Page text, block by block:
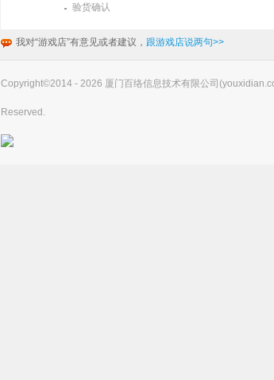
验货确认
我对“游戏店”有意见或者建议， 跟游戏店说两句>>
Copyright©2014 - 2026 厦门百络信息技术有限公司
Reserved.